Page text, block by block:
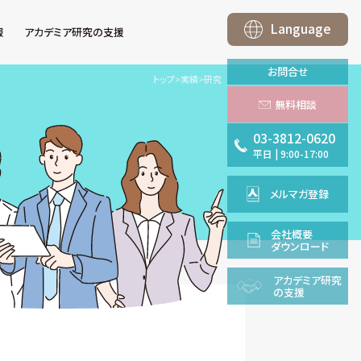
アカデミア研究の支援
トップ>実績>研究
Language
お問合せ
無料相談
03-3812-0620
平日 |9:00-17:00
メルマガ登録
会社概要
ダウンロード
アカデミア研究
の支援